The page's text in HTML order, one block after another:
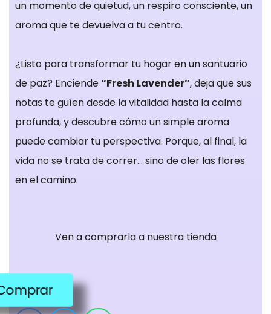
un momento de quietud, un respiro consciente, un
aroma que te devuelva a tu centro.
¿Listo para transformar tu hogar en un santuario
de paz? Enciende“Fresh Lavender”, deja que sus
notas te guíen desde la vitalidad hasta la calma
profunda, y descubre cómo un simple aroma
puede cambiar tu perspectiva. Porque, al final, la
vida no se trata de correr… sino de oler las flores
en el camino.
Ven a comprarla a nuestra tienda